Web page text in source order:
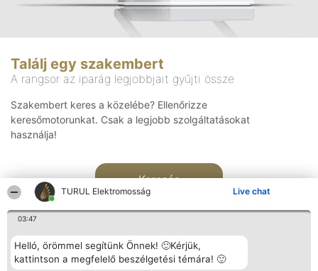
TURUL Elektromosság Live chat
03:47
Helló, örömmel segítünk Önnek! 🙂Kérjük,
kattintson a megfelelő beszélgetési témára! 🙂
Találj egy szakembert
A rangsor az iparág legjobbjait gyűjti össze
Szakembert keres a közelébe? Ellenőrizze
keresőmotorunkat. Csak a legjobb szolgáltatásokat
használja!
Keresés